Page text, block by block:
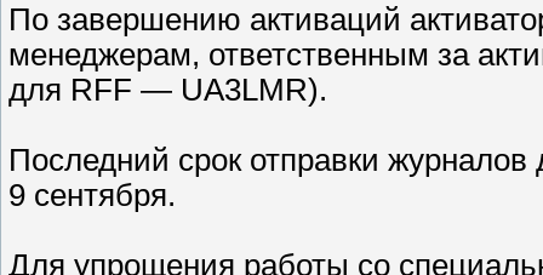
По завершению активаций
менеджерам, ответственным за
для RFF — UA3LMR).
Последний срок отправки
9 сентября.
Для упрощения работы со